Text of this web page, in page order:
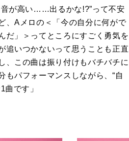
音が高い……出るかな!?”って不安
、Aメロの＜「今の自分に何がで
だ」＞ってところにすごく勇気を
追いつかないって思うことも正直
、この曲は振り付けもバチバチに
もパフォーマンスしながら、“自
曲です」